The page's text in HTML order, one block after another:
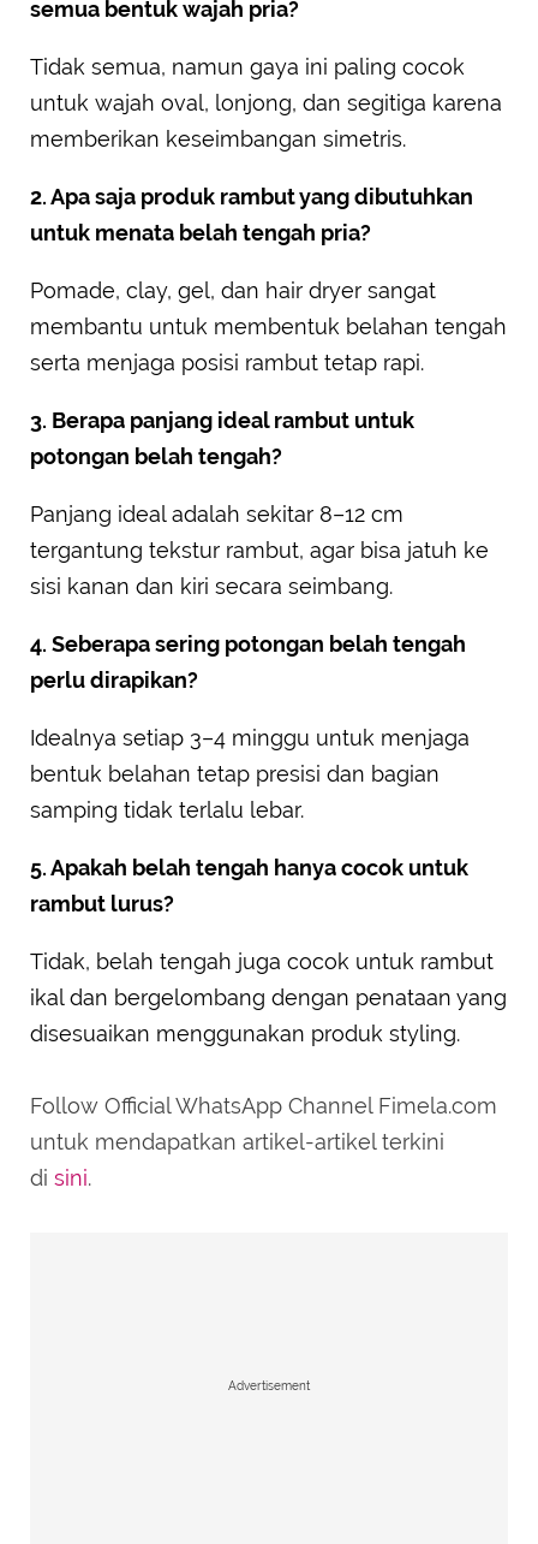
semua bentuk wajah pria?
Tidak semua, namun gaya ini paling cocok
untuk wajah oval, lonjong, dan segitiga karena
memberikan keseimbangan simetris.
2. Apa saja produk rambut yang dibutuhkan
untuk menata belah tengah pria?
Pomade, clay, gel, dan hair dryer sangat
membantu untuk membentuk belahan tengah
serta menjaga posisi rambut tetap rapi.
3. Berapa panjang ideal rambut untuk
potongan belah tengah?
Panjang ideal adalah sekitar 8–12 cm
tergantung tekstur rambut, agar bisa jatuh ke
sisi kanan dan kiri secara seimbang.
4. Seberapa sering potongan belah tengah
perlu dirapikan?
Idealnya setiap 3–4 minggu untuk menjaga
bentuk belahan tetap presisi dan bagian
samping tidak terlalu lebar.
5. Apakah belah tengah hanya cocok untuk
rambut lurus?
Tidak, belah tengah juga cocok untuk rambut
ikal dan bergelombang dengan penataan yang
disesuaikan menggunakan produk styling.
Follow Official WhatsApp Channel Fimela.com
untuk mendapatkan artikel-artikel terkini
di sini.
Advertisement